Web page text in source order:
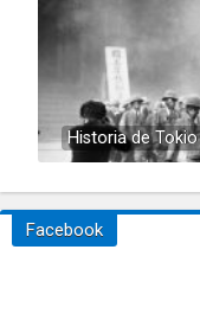
Historia de Tokio
Facebook